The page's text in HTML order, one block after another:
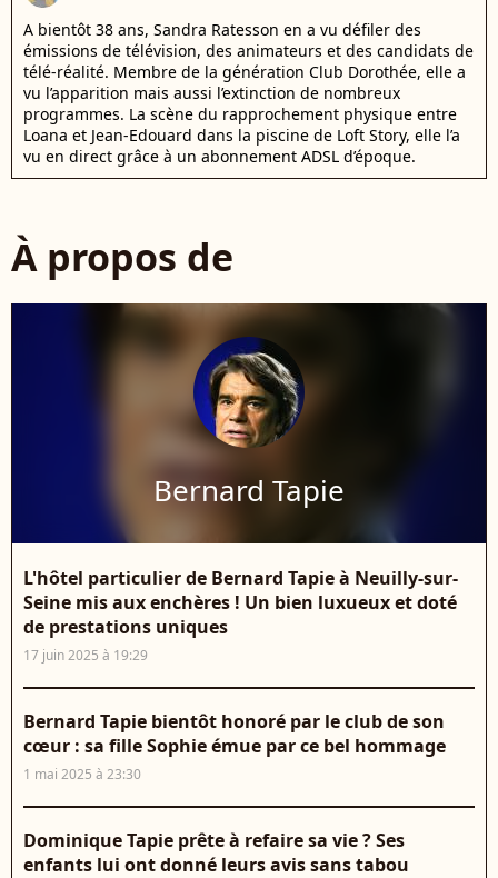
A bientôt 38 ans, Sandra Ratesson en a vu défiler des
émissions de télévision, des animateurs et des candidats de
télé-réalité. Membre de la génération Club Dorothée, elle a
vu l’apparition mais aussi l’extinction de nombreux
programmes. La scène du rapprochement physique entre
Loana et Jean-Edouard dans la piscine de Loft Story, elle l’a
vu en direct grâce à un abonnement ADSL d’époque.
À propos de
Bernard Tapie
L'hôtel particulier de Bernard Tapie à Neuilly-sur-
Seine mis aux enchères ! Un bien luxueux et doté
de prestations uniques
17 juin 2025 à 19:29
Bernard Tapie bientôt honoré par le club de son
cœur : sa fille Sophie émue par ce bel hommage
1 mai 2025 à 23:30
Dominique Tapie prête à refaire sa vie ? Ses
enfants lui ont donné leurs avis sans tabou